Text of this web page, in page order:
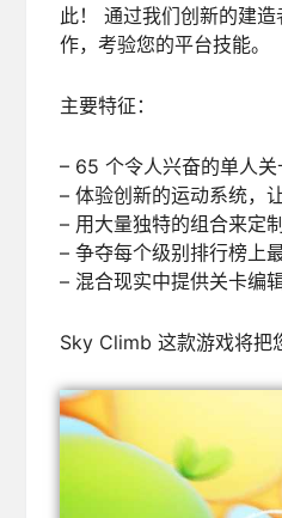
此！ 通过我们创新的建
作，考验您的平台技能。
主要特征：
– 65 个令人兴奋的单人关
– 体验创新的运动系统，
– 用大量独特的组合来定
– 争夺每个级别排行榜上
– 混合现实中提供关卡编
Sky Climb 这款游戏将把